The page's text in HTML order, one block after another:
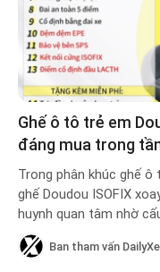
Ghế ô tô trẻ em
đáng mua trong
Trong phân khúc ghế ô
ghế Doudou ISOFIX
huynh quan tâm nhờ
tiếp cận. Nhưng câu
thực sự an toàn
Ban tham vấn DailyXe